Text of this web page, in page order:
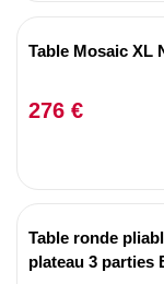
Table Mosaic XL
276 €
Table ronde
plateau 3 parties